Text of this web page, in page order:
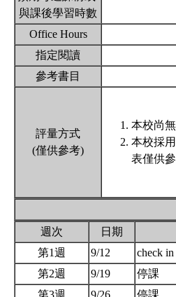
與課後學習時數
Office Hours
指定閱讀
參考書目
評量方式
(僅供參考)
本校尚
本校採
表僅供
週次
日期
第1週
9/12
check in
第2週
9/19
停課
第3週
9/26 停課